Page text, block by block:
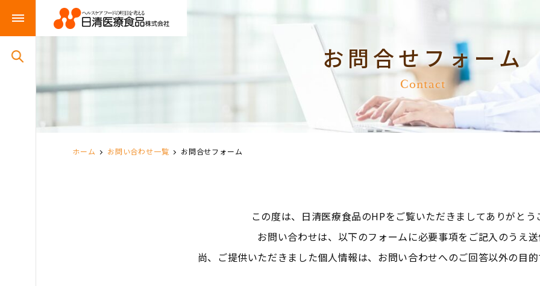
お問合せフォーム
Contact
ホーム お問い合わせ一覧 お問合せフォーム
この度は、日清医療食品のHPをご覧いただきましてありがとう
お問い合わせは、以下のフォームに必要事項をご記入のうえ送
尚、ご提供いただきました個人情報は、お問い合わせへのご回答以外の目的